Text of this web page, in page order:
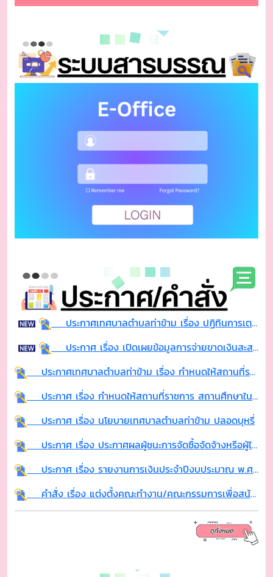
ประกาศเทศบาลตำบลท่าข้าม เรื่อง ปฏิทินการเตรียมความพร้อมเพื่อจัดทำแผนพัฒนาท้องถิ่น ฉบับที่ 3 (พ.ศ. 2571-2575)
ประกาศ เรื่อง เปิดเผยข้อมูลการจ่ายขาดเงินสะสมของเทศบาลตำบลท่าข้าม
ประกาศเทศบาลตำบลท่าข้าม เรื่อง กำหนดให้สถานที่ราชการ สถานศึกษาในสังกัด สถานที่สาธารณะ เป็นเขตปลอดบุหรี่
ประกาศ เรื่อง กำหนดให้สถานที่ราชการ สถานศึกษาในสังกัด สถานที่สาธารณะ เป็นเขตปลอดบุหรี่
ประกาศ เรื่อง นโยบายเทศบาลตำบลท่าข้าม ปลอดบุหรี่
ประกาศ เรื่อง ประกาศผลผู้ชนะการจัดซื้อจัดจ้างหรือผู้ได้รับการคัดเลือกเเละสาระสำคัญของสัญญาหรือข้อตกลงเป็นหนังสือ ประจำไตรมาสที่ 2 (เดือน มกราคม 2569 ถึง มีนาคม 2569)
ประกาศ เรื่อง รายงานการเงินประจำปีงบประมาณ พ.ศ. 2568 และรายงานผลการตรวจสอบของสำนักงานการตรวจเงินแผ่นดิน
คำสั่ง เรื่อง แต่งตั้งคณะทำงาน/คณะกรรมการเพื่อสนับสนุนการประเมินคุณธรรมและความโปร่งใสในการดำเนินงานของเทศบาลตำบลท่าข้าม ประจำปีงบประมาณ พ.ศ. 2569